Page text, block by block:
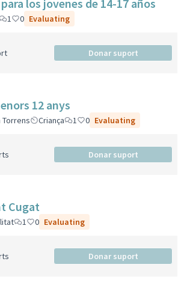
los jovenes de 14-17 años
1 0 Evaluating
Donar suport
12 anys
Torrens Criança 1 0 Evaluating
Donar suport
Cugat
1 0 Evaluating
Donar suport